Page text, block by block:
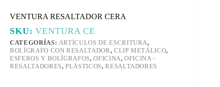
VENTURA RESALTADOR CERA
SKU:VENTURA CE
CATEGORÍAS: ARTÍCULOS DE ESCRITURA,
BOLÍGRAFO CON RESALTADOR, CLIP METÁLICO,
ESFEROS Y BOLÍGRAFOS,OFICINA,OFICINA -
RESALTADORES,PLÁSTICOS,RESALTADORES